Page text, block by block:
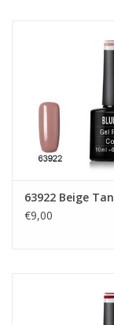
63922 Beige Tan
€9,00